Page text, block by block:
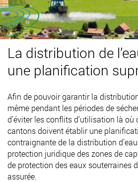
La distribution de
une planification
Afin de pouvoir garantir la
même pendant les périodes de
d’éviter les conflits d’utilisation là où
cantons doivent établir une
contraignante de la distribution
protection juridique des zones de
de protection des eaux souterraines
assurée.